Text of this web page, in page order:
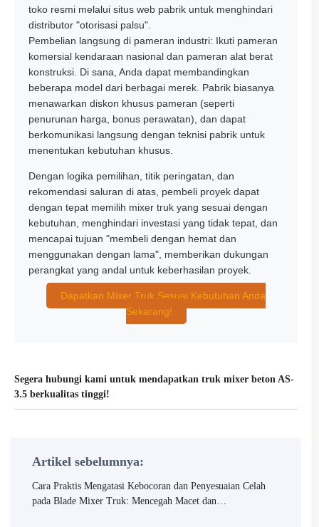
toko resmi melalui situs web pabrik untuk menghindari
distributor "otorisasi palsu".
Pembelian langsung di pameran industri: Ikuti pameran
komersial kendaraan nasional dan pameran alat berat
konstruksi. Di sana, Anda dapat membandingkan
beberapa model dari berbagai merek. Pabrik biasanya
menawarkan diskon khusus pameran (seperti
penurunan harga, bonus perawatan), dan dapat
berkomunikasi langsung dengan teknisi pabrik untuk
menentukan kebutuhan khusus.
Dengan logika pemilihan, titik peringatan, dan
rekomendasi saluran di atas, pembeli proyek dapat
dengan tepat memilih mixer truk yang sesuai dengan
kebutuhan, menghindari investasi yang tidak tepat, dan
mencapai tujuan "membeli dengan hemat dan
menggunakan dengan lama", memberikan dukungan
perangkat yang andal untuk keberhasilan proyek.
Dapatkan Mixer Truk Sesuai Kebutuhan Anda
Sekarang!
Segera hubungi kami untuk mendapatkan truk mixer beton AS-
3.5 berkualitas tinggi!
Artikel sebelumnya:
Cara Praktis Mengatasi Kebocoran dan Penyesuaian Celah
pada Blade Mixer Truk: Mencegah Macet dan